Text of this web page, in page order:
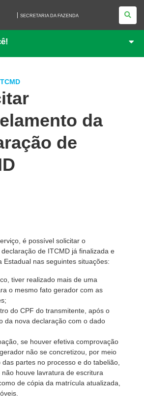
SECRETARIA DA FAZENDA
da
de
é possível solicitar o
de ITCMD já finalizada e
Estadual nas seguintes situações:
tiver realizado mais de uma
o mesmo fato gerador com as
do CPF do transmitente, após o
da nova declaração com o dado
se houver efetiva comprovação
não se concretizou, por meio
partes no processo e do tabelião,
não houve lavratura de escritura
de cópia da matrícula atualizada,